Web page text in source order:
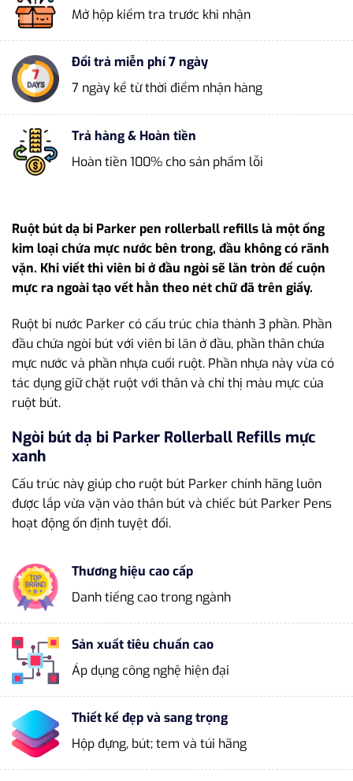
Mở hộp kiểm tra trước khi nhận
Đổi trả miễn phí 7 ngày
7 ngày kể từ thời điểm nhận hàng
Trả hàng & Hoàn tiền
Hoàn tiền 100% cho sản phẩm lỗi
Ruột bút dạ bi Parker pen rollerball refills là một ống
kim loại chứa mực nước bên trong, đầu không có rãnh
vặn. Khi viết thì viên bi ở đầu ngòi sẽ lăn tròn để cuộn
mực ra ngoài tạo vết hằn theo nét chữ đã trên giấy.
Ruột bi nước Parker có cấu trúc chia thành 3 phần. Phần
đầu chứa ngòi bút với viên bi lăn ở đầu, phần thân chứa
mực nước và phần nhựa cuối ruột. Phần nhựa này vừa có
tác dụng giữ chặt ruột với thân và chỉ thị màu mực của
ruột bút.
Ngòi bút dạ bi Parker Rollerball Refills mực
xanh
Cấu trúc này giúp cho ruột bút Parker chính hãng luôn
được lắp vừa vặn vào thân bút và chiếc bút Parker Pens
hoạt động ổn định tuyệt đối.
Thương hiệu cao cấp
Danh tiếng cao trong ngành
Sản xuất tiêu chuẩn cao
Áp dụng công nghệ hiện đại
Thiết kế đẹp và sang trọng
Hộp đựng, bút; tem và túi hãng